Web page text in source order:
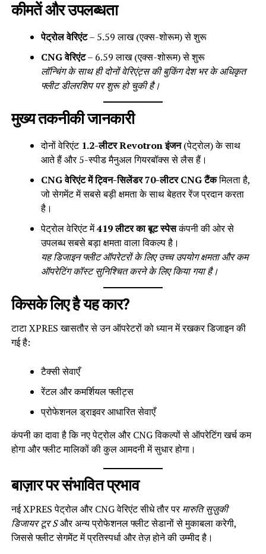
कीमतें और उपलब्धता
पेट्रोल वेरिएंट– ₹5.59 लाख (एक्स-शोरूम) से शुरू
CNG वेरिएंट– ₹6.59 लाख (एक्स-शोरूम) से शुरू
लॉन्चिंग के साथ ही दोनों वेरिएंट्स की बुकिंग देश भर के अधिकृत
फ्लीट डीलरशिप पर शुरू हो चुकी है।
मुख्य तकनीकी जानकारी
दोनों वेरिएंट 1.2-लीटर Revotron इंजन(पेट्रोल) के साथ
आते हैं और 5-स्पीड मैनुअल गियरबॉक्स से लैस हैं।
CNG वेरिएंट में ट्विन-सिलेंडर 70-लीटर CNG टैंकमिलता है,
जो सेगमेंट में सबसे बड़ी क्षमता के साथ बेहतर रेंज प्रदान करता
है।
पेट्रोल वेरिएंट में419 लीटर का बूट स्पेसकंपनी की ओर से
उपलब्ध सबसे बड़ा क्षमता वाला विकल्प है।
यह डिजाइन फ्लीट ऑपरेटरों के लिए उच्च उपयोग क्षमता और कम
ऑपरेटिंग कॉस्ट सुनिश्चित करने के लिए किया गया है।
किसके लिए है यह कार?
टाटा XPRES खासतौर से उन ऑपरेटरों को ध्यान में रखकर डिजाइन की
गई है:
टैक्सी सेवाएँ
रेंटल और कमर्शियल फ्लीट्स
प्रोफेशनल ड्राइवर आधारित सेवाएँ
कंपनी का दावा है कि नए पेट्रोल और CNG विकल्पों से ऑपरेटिंग खर्च कम
होगा और फ्लीट मालिकों की कुल आमदनी में सुधार होगा।
बाज़ार पर संभावित प्रभाव
नई XPRES पेट्रोल और CNG वेरिएंट सीधे तौर परमारुति सुज़ुकी
डिजायर टूर Sऔर अन्य प्रोफेशनल फ्लीट सेडानों से मुकाबला करेगी,
जिससे फ्लीट सेगमेंट में प्रतिस्पर्धा और तेज़ होने की उम्मीद है।